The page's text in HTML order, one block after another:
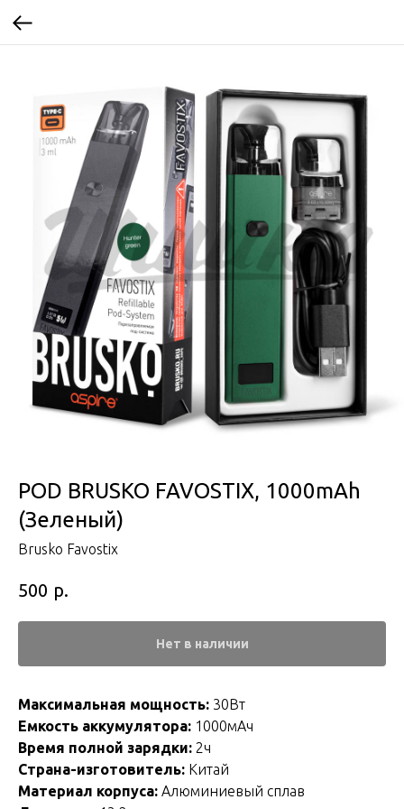
POD BRUSKO FAVOSTIX, 1000mAh
(Зеленый)
Brusko Favostix
500 р.
Нет в наличии
Максимальная мощность: 30Вт
Емкость аккумулятора: 1000мАч
Время полной зарядки: 2ч
Страна-изготовитель: Китай
Материал корпуса: Алюминиевый сплав